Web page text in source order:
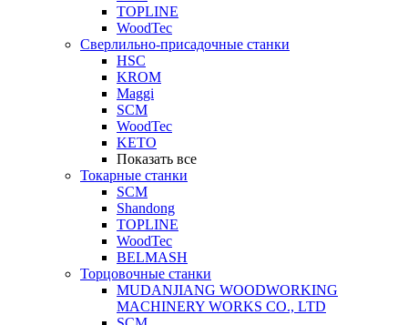
TOPLINE
WoodTec
Сверлильно-присадочные станки
HSC
KROM
Maggi
SCM
WoodTec
KETO
Показать все
Токарные станки
SCM
Shandong
TOPLINE
WoodTec
BELMASH
Торцовочные станки
MUDANJIANG WOODWORKING
MACHINERY WORKS CO., LTD